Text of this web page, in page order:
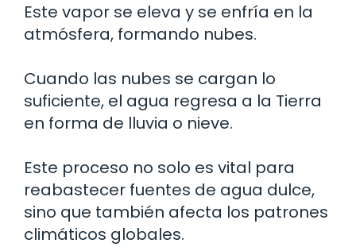
Este vapor se eleva y se enfría en la
atmósfera, formando nubes.
Cuando las nubes se cargan lo
suficiente, el agua regresa a la Tierra
en forma de lluvia o nieve.
Este proceso no solo es vital para
reabastecer fuentes de agua dulce,
sino que también afecta los patrones
climáticos globales.